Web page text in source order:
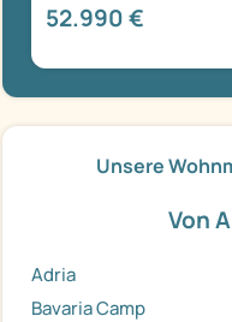
52.990 €
Unsere
Von
Adria
Bavaria Camp